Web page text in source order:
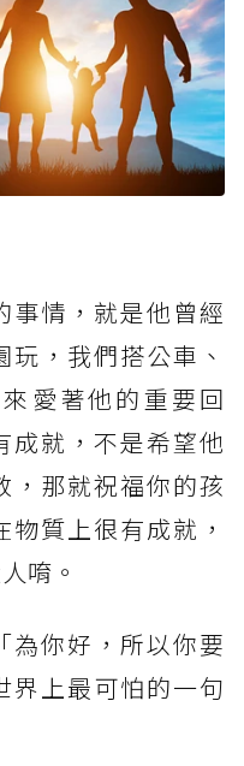
事情，就是他曾經
，我們搭公車、
愛著他的重要回
成就，不是希望他
，那就祝福你的孩
質上很有成就，
唷。
為你好，所以你要
界上最可怕的一句